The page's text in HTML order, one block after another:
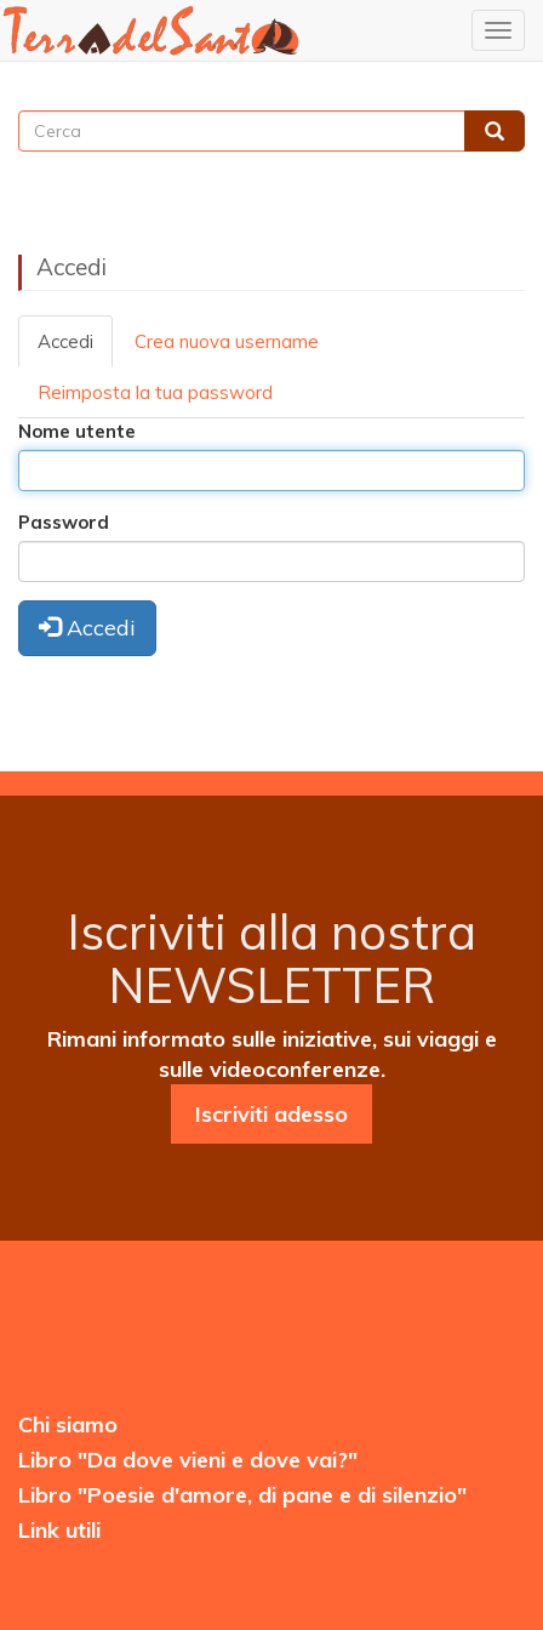
contenuto
principale
Cerca Cerca
Accedi
Primary
tabs
Accedi Crea nuova username
Reimposta la tua password
Nome utente
Password
Accedi
Iscriviti alla nostra
NEWSLETTER
Rimani informato sulle iniziative, sui viaggi e
sulle videoconferenze.
Iscriviti adesso
Chi siamo
Libro "Da dove vieni e dove vai?"
Libro "Poesie d'amore, di pane e di silenzio"
Link utili